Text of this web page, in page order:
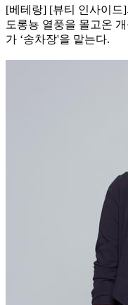
[베테랑] [뷰티 인사이드
도롱뇽 열풍을 몰고온
가 ‘송차장'을 맡는다.